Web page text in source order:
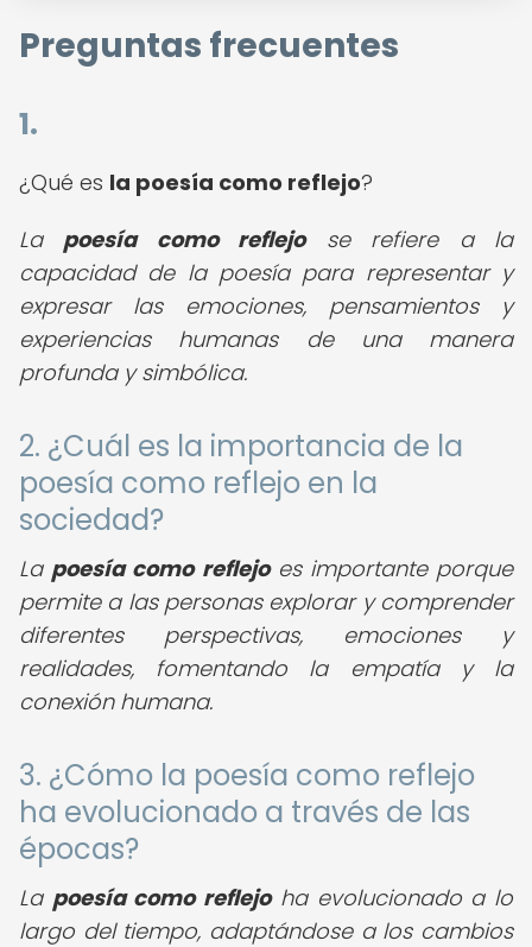
Preguntas frecuentes
1.
¿Qué es la poesía como reflejo?
La poesía como reflejose refiere a la
capacidad de la poesía para representar y
expresar las emociones, pensamientos y
experiencias humanas de una manera
profunda y simbólica.
2. ¿Cuál es la importancia de la
poesía como reflejo en la
sociedad?
La poesía como reflejoes importante porque
permite a las personas explorar y comprender
diferentes perspectivas, emociones y
realidades, fomentando la empatía y la
conexión humana.
3. ¿Cómo la poesía como reflejo
ha evolucionado a través de las
épocas?
La poesía como reflejoha evolucionado a lo
largo del tiempo, adaptándose a los cambios